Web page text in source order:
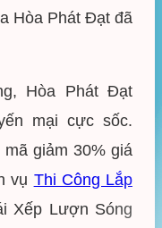
Hòa Phát Đạt đã
Hòa Phát Đạt
mại cực sốc.
giảm 30% giá
vụ Thi Công Lắp
Xếp Lượn Sóng